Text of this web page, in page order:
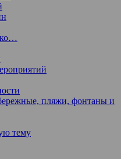
пляжи, фонтаны и
тему